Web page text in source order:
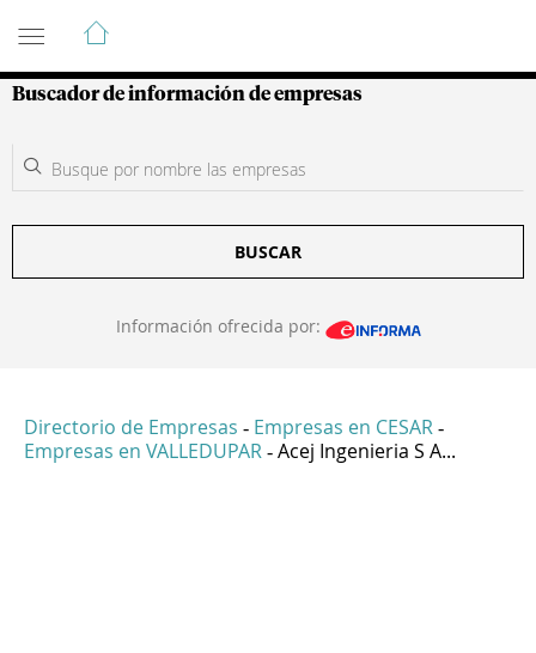
Guía de Empresas Colombianas
Buscador de información de empresas
BUSCAR
Información ofrecida por:
Directorio de Empresas - Empresas en CESAR -
Empresas en VALLEDUPAR - Acej Ingenieria S A...